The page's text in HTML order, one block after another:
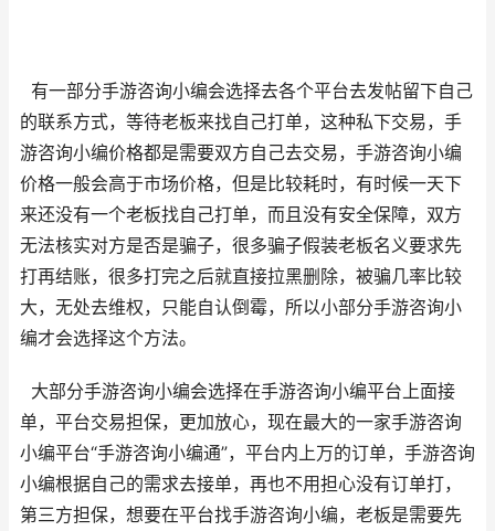
有一部分手游咨询小编会选择去各个平台去发帖留下自己
的联系方式，等待老板来找自己打单，这种私下交易，手
游咨询小编价格都是需要双方自己去交易，手游咨询小编
价格一般会高于市场价格，但是比较耗时，有时候一天下
来还没有一个老板找自己打单，而且没有安全保障，双方
无法核实对方是否是骗子，很多骗子假装老板名义要求先
打再结账，很多打完之后就直接拉黑删除，被骗几率比较
大，无处去维权，只能自认倒霉，所以小部分手游咨询小
编才会选择这个方法。
大部分手游咨询小编会选择在手游咨询小编平台上面接
单，平台交易担保，更加放心，现在最大的一家手游咨询
小编平台“手游咨询小编通”，平台内上万的订单，手游咨询
小编根据自己的需求去接单，再也不用担心没有订单打，
第三方担保，想要在平台找手游咨询小编，老板是需要先